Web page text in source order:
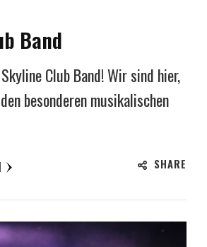
Band
Club Band! Wir sind hier,
besonderen musikalischen
SHARE